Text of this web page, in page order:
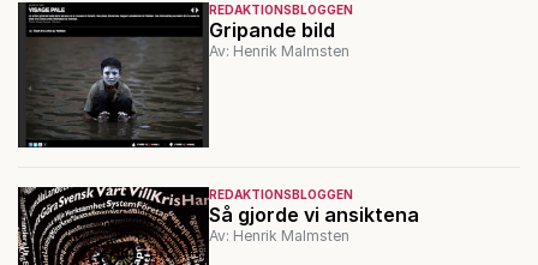
REDAKTIONSBLOGGEN
Gripande bild
Av: Henrik Malmsten
REDAKTIONSBLOGGEN
Så gjorde vi ansiktena
Av: Henrik Malmsten